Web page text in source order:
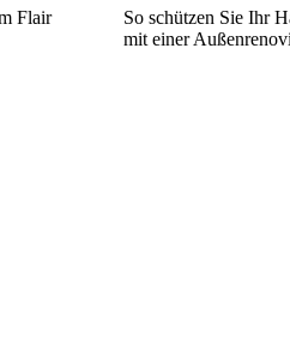
Flair
So schützen Sie Ihr
mit einer